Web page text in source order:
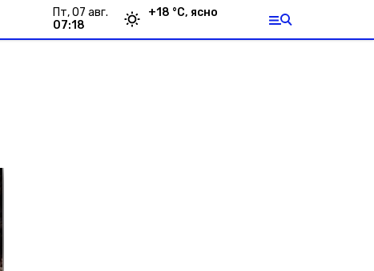
пт, 07 авг.
07:18
+18 °С, ясно